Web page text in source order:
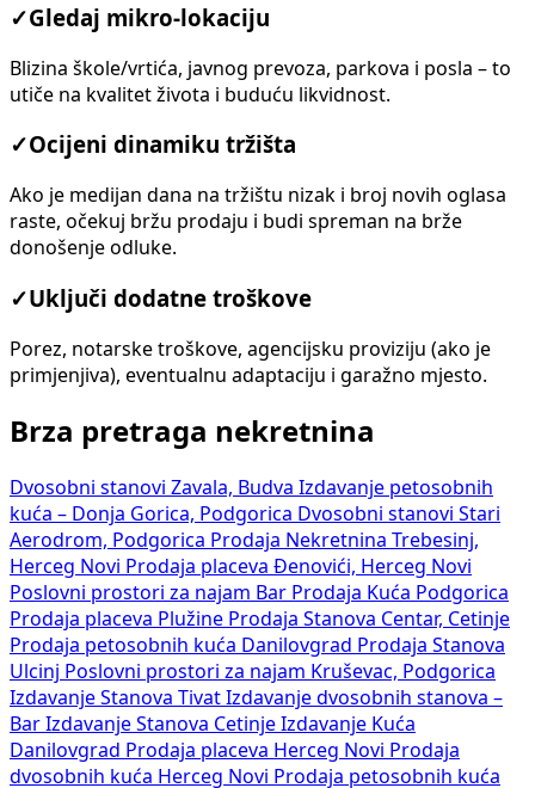
✓Gledaj mikro-lokaciju
Blizina škole/vrtića, javnog prevoza, parkova i posla – to
utiče na kvalitet života i buduću likvidnost.
✓Ocijeni dinamiku tržišta
Ako je medijan dana na tržištu nizak i broj novih oglasa
raste, očekuj bržu prodaju i budi spreman na brže
donošenje odluke.
✓Uključi dodatne troškove
Porez, notarske troškove, agencijsku proviziju (ako je
primjenjiva), eventualnu adaptaciju i garažno mjesto.
Brza pretraga nekretnina
Dvosobni stanovi Zavala, Budva Izdavanje petosobnih
kuća – Donja Gorica, Podgorica Dvosobni stanovi Stari
Aerodrom, Podgorica Prodaja Nekretnina Trebesinj,
Herceg Novi Prodaja placeva Đenovići, Herceg Novi
Poslovni prostori za najam Bar Prodaja Kuća Podgorica
Prodaja placeva Plužine Prodaja Stanova Centar, Cetinje
Prodaja petosobnih kuća Danilovgrad Prodaja Stanova
Ulcinj Poslovni prostori za najam Kruševac, Podgorica
Izdavanje Stanova Tivat Izdavanje dvosobnih stanova –
Bar Izdavanje Stanova Cetinje Izdavanje Kuća
Danilovgrad Prodaja placeva Herceg Novi Prodaja
dvosobnih kuća Herceg Novi Prodaja petosobnih kuća